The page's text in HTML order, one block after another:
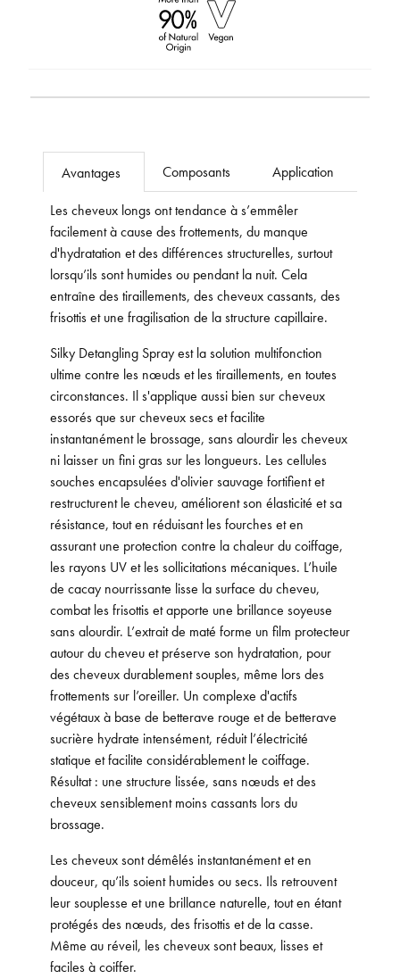
Avantages Composants Application
Les cheveux longs ont tendance à s’emmêler
facilement à cause des frottements, du manque
d'hydratation et des différences structurelles, surtout
lorsqu’ils sont humides ou pendant la nuit. Cela
entraîne des tiraillements, des cheveux cassants, des
frisottis et une fragilisation de la structure capillaire.
Silky Detangling Spray est la solution multifonction
ultime contre les nœuds et les tiraillements, en toutes
circonstances. Il s'applique aussi bien sur cheveux
essorés que sur cheveux secs et facilite
instantanément le brossage, sans alourdir les cheveux
ni laisser un fini gras sur les longueurs. Les cellules
souches encapsulées d'olivier sauvage fortifient et
restructurent le cheveu, améliorent son élasticité et sa
résistance, tout en réduisant les fourches et en
assurant une protection contre la chaleur du coiffage,
les rayons UV et les sollicitations mécaniques. L’huile
de cacay nourrissante lisse la surface du cheveu,
combat les frisottis et apporte une brillance soyeuse
sans alourdir. L’extrait de maté forme un film protecteur
autour du cheveu et préserve son hydratation, pour
des cheveux durablement souples, même lors des
frottements sur l’oreiller. Un complexe d'actifs
végétaux à base de betterave rouge et de betterave
sucrière hydrate intensément, réduit l’électricité
statique et facilite considérablement le coiffage.
Résultat : une structure lissée, sans nœuds et des
cheveux sensiblement moins cassants lors du
brossage.
Les cheveux sont démêlés instantanément et en
douceur, qu’ils soient humides ou secs. Ils retrouvent
leur souplesse et une brillance naturelle, tout en étant
protégés des nœuds, des frisottis et de la casse.
Même au réveil, les cheveux sont beaux, lisses et
faciles à coiffer.